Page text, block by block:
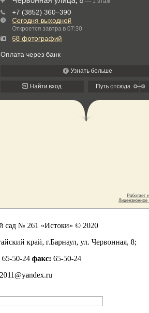
№ 261 «Истоки» © 2020
край, г.Барнаул, ул. Червонная, 8;
65-50-24 факс: 65-50-24